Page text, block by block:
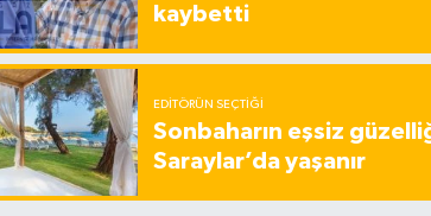
kaybetti
EDITÖRÜN SEÇTIĞI
Sonbaharın eşsiz
Saraylar’da yaşanır